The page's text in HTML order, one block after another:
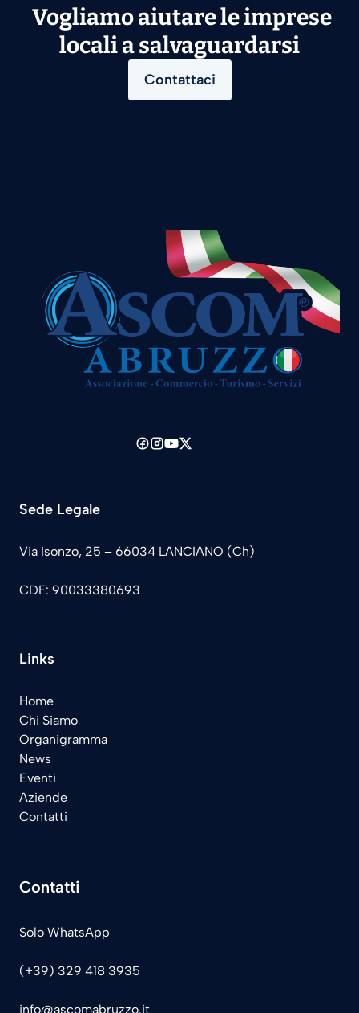
Vogliamo aiutare le imprese
locali a salvaguardarsi
Contattaci
Sede Legale
Via Isonzo, 25 – 66034 LANCIANO (Ch)
CDF: 90033380693
Links
Home
Chi Siamo
Organigramma
News
Eventi
Aziende
Contatti
Contatti
Solo WhatsApp
(+39) 329 418 3935
info@ascomabruzzo.it